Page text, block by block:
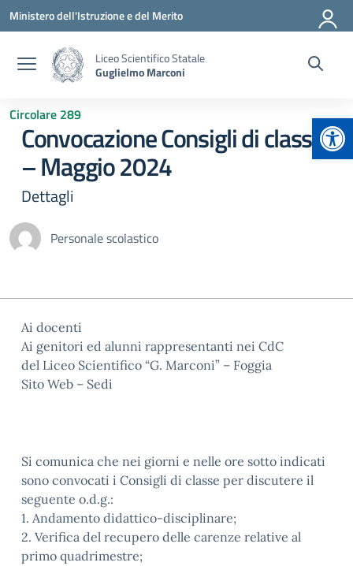
Vai ai contenuti
Vai al menu di navigazione
Vai al footer
Ministero dell'Istruzione e del Merito
Liceo Scientifico Statale
Guglielmo Marconi
Circolare 289
Convocazione Consigli di classe
– Maggio 2024
Dettagli
Personale scolastico
Ai docenti
Ai genitori ed alunni rappresentanti nei CdC
del Liceo Scientifico “G. Marconi” – Foggia
Sito Web – Sedi
Si comunica che nei giorni e nelle ore sotto indicati
sono convocati i Consigli di classe per discutere il
seguente o.d.g.:
1. Andamento didattico-disciplinare;
2. Verifica del recupero delle carenze relative al
primo quadrimestre;